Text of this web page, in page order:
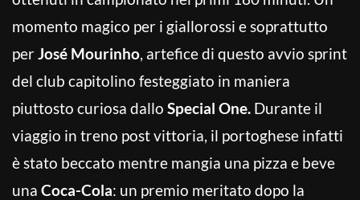
momento magico per i giallorossi e soprattutto
perJosé Mourinho, artefice di questo avvio sprint
del club capitolino festeggiato in maniera
piuttosto curiosa dallo Special One. Durante il
viaggio in treno post vittoria, il portoghese infatti
è stato beccato mentre mangia una pizza e beve
una Coca-Cola: un premio meritato dopo la